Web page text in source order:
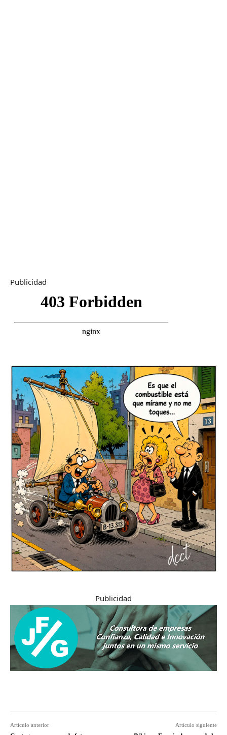
Publicidad
Publicidad
Artículo anterior Artículo siguiente